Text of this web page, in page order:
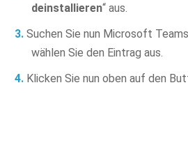
deinstallieren“ aus.
Suchen Sie nun Microsoft
wählen Sie den Eintrag aus.
Klicken Sie nun oben auf den